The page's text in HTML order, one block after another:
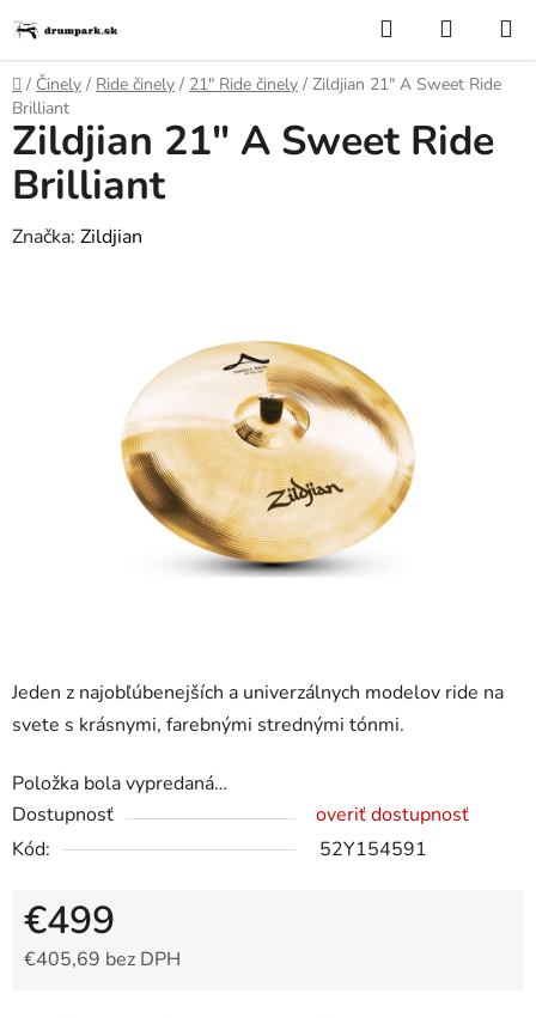
na
obsah
Hľadať
KOŠÍK
Domov
/ Činely / Ride činely / 21″ Ride činely / Zildjian 21" A Sweet Ride
Brilliant
Jeden z najobľúbenejších a univerzálnych modelov ride na
svete s krásnymi, farebnými strednými tónmi.
Položka bola vypredaná…
Dostupnosť
overiť dostupnosť
Kód:
52Y154591
€499
€405,69 bez DPH
Zildjian 21" A Sweet Ride
Brilliant
Značka: Zildjian